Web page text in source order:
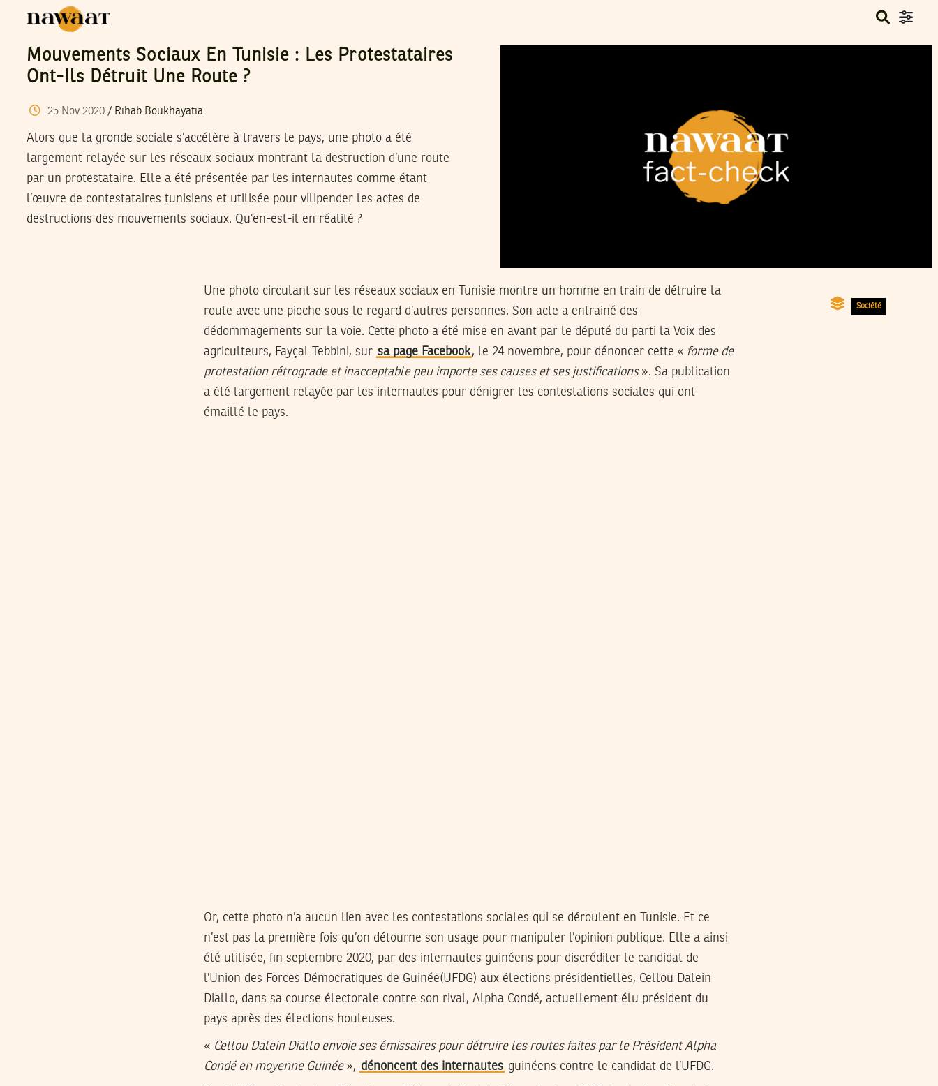
Mouvements Sociaux En Tunisie : Les Protestataires
Ont-Ils Détruit Une Route ?
25 Nov 2020/ Rihab Boukhayatia
Alors que la gronde sociale s’accélère à travers le pays, une photo a été
largement relayée sur les réseaux sociaux montrant la destruction d’une route
par un protestataire. Elle a été présentée par les internautes comme étant
l’œuvre de contestataires tunisiens et utilisée pour vilipender les actes de
destructions des mouvements sociaux. Qu’en-est-il en réalité ?
Société
Une photo circulant sur les réseaux sociaux en Tunisie montre un homme en train de détruire la
route avec une pioche sous le regard d’autres personnes. Son acte a entrainé des
dédommagements sur la voie. Cette photo a été mise en avant par le député du parti la Voix des
agriculteurs, Fayçal Tebbini, sur sa page Facebook, le 24 novembre, pour dénoncer cette « forme de
protestation rétrograde et inacceptable peu importe ses causes et ses justifications». Sa publication
a été largement relayée par les internautes pour dénigrer les contestations sociales qui ont
émaillé le pays.
Or, cette photo n’a aucun lien avec les contestations sociales qui se déroulent en Tunisie. Et ce
n’est pas la première fois qu’on détourne son usage pour manipuler l’opinion publique. Elle a ainsi
été utilisée, fin septembre 2020, par des internautes guinéens pour discréditer le candidat de
l’Union des Forces Démocratiques de Guinée(UFDG) aux élections présidentielles, Cellou Dalein
Diallo, dans sa course électorale contre son rival, Alpha Condé, actuellement élu président du
pays après des élections houleuses.
« Cellou Dalein Diallo envoie ses émissaires pour détruire les routes faites par le Président Alpha
Condé en moyenne Guinée », dénoncent des internautes guinéens contre le candidat de l’UFDG.